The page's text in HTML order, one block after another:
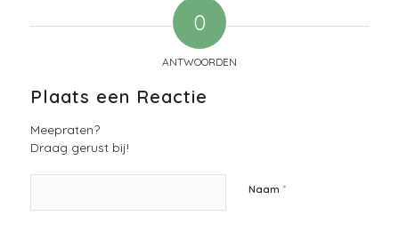
0
ANTWOORDEN
Plaats een Reactie
Meepraten?
Draag gerust bij!
Naam *